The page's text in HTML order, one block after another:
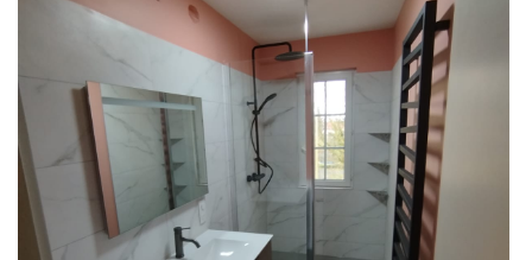
CHAUFFAGE
– POMPES À CHALEUR
DE BAIN
02 48 50 35
Rejoignez-